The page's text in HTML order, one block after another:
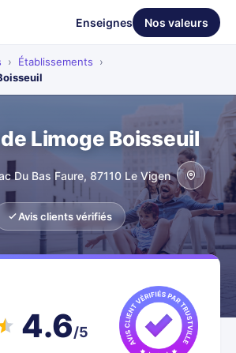
Enseignes Nos valeurs
› Établissements
›
Limoge Boisseuil
Du Bas Faure, 87110 Le Vigen
Avis clients vérifiés
4.6/5